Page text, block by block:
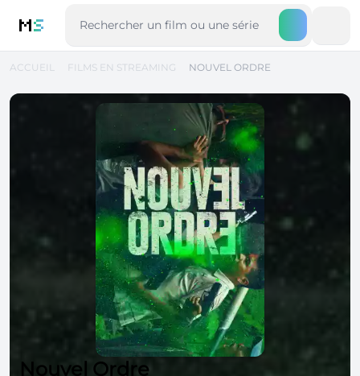
MS
ACCUEIL FILMS EN STREAMING NOUVEL ORDRE
Nouvel Ordre